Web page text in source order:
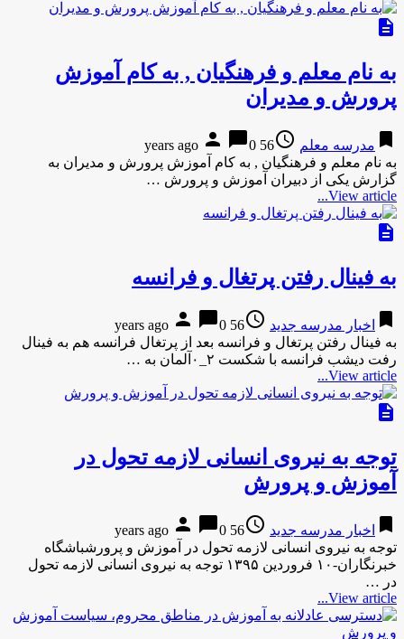
description
به نام معلم و فرهنگیان , به کام آموزش
پرورش و مدیران
bookmark مدرسه معلم access_time
56 years ago
person chat_bubble0
به نام معلم و فرهنگیان , به کام آموزش پرورش و مدیران به
گزارش یکی از دبیران آموزش و پرورش …
View article...
description
به فینال رفتن پرتغال و فرانسه
bookmark اخبار مدرسه جدید access_time
56 years ago
person chat_bubble0
به فینال رفتن پرتغال و فرانسه بعد از پرتغال فرانسه هم به فینال
رفت دیشب فرانسه با شکست ۲_۰آلمان به …
View article...
description
توجه به نیروی انسانی لازمه تحول در
آموزش و پرورش
bookmark اخبار مدرسه جدید access_time
56 years ago
person chat_bubble0
توجه به نیروی انسانی لازمه تحول در آموزش و پرورشباشگاه
خبرنگاران-۱۰ فروردین ۱۳۹۵ توجه به نیروی انسانی لازمه تحول
در …
View article...